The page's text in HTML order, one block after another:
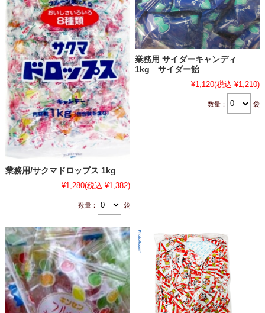
業務用/サクマドロップス 1kg
¥1,280(税込 ¥1,382)
数量： 袋
業務用 サイダーキャンディ
1kg サイダー飴
¥1,120(税込 ¥1,210)
数量： 袋